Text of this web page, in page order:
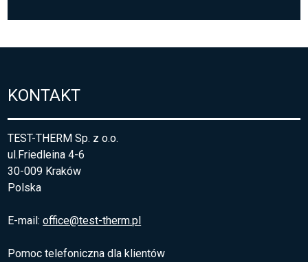
KONTAKT
TEST-THERM Sp. z o.o.
ul.Friedleina 4-6
30-009 Kraków
Polska
E-mail:office@test-therm.pl
Pomoc telefoniczna dla klientów